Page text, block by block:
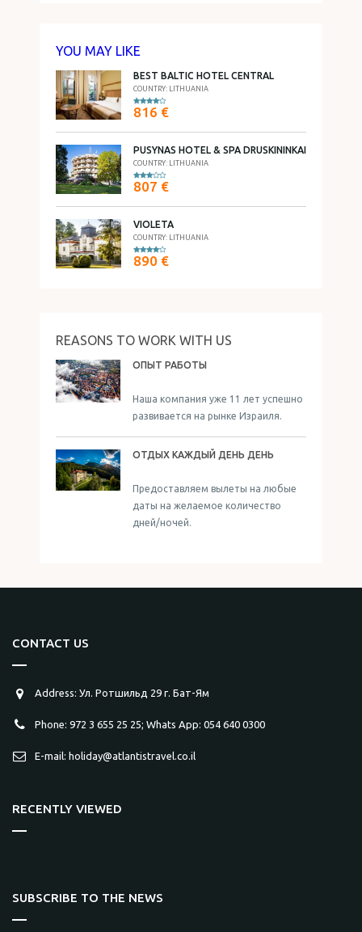
YOU MAY LIKE
BEST BALTIC HOTEL CENTRAL
COUNTRY: LITHUANIA
816 €
PUSYNAS HOTEL & SPA DRUSKININKAI
COUNTRY: LITHUANIA
807 €
VIOLETA
COUNTRY: LITHUANIA
890 €
REASONS TO WORK WITH US
ОПЫТ РАБОТЫ
Наша компания уже 11 лет успешно
развивается на рынке Израиля.
ОТДЫХ КАЖДЫЙ ДЕНЬ ДЕНЬ
Предоставляем вылеты на любые
даты на желаемое количество
дней/ночей.
CONTACT US
Address: Ул. Ротшильд 29 г. Бат-Ям
Phone: 972 3 655 25 25; Whats App: 054 640 0300
E-mail: holiday@atlantistravel.co.il
RECENTLY VIEWED
SUBSCRIBE TO THE NEWS